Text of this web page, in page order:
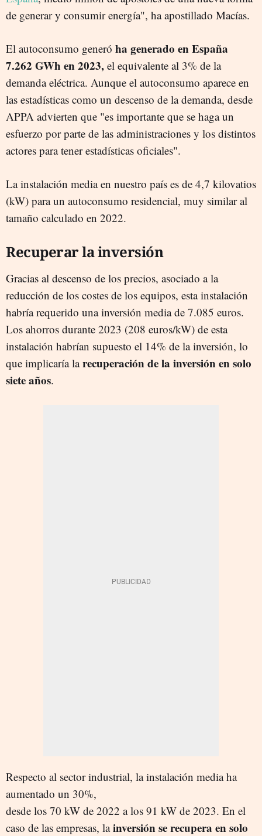
de generar y consumir energía", ha apostillado Macías.
El autoconsumo generó ha generado en España
7.262 GWh en 2023, el equivalente al 3% de la
demanda eléctrica. Aunque el autoconsumo aparece en
las estadísticas como un descenso de la demanda, desde
APPA advierten que "es importante que se haga un
esfuerzo por parte de las administraciones y los distintos
actores para tener estadísticas oficiales".
La instalación media en nuestro país es de 4,7 kilovatios
(kW) para un autoconsumo residencial, muy similar al
tamaño calculado en 2022.
Recuperar la inversión
Gracias al descenso de los precios, asociado a la
reducción de los costes de los equipos, esta instalación
habría requerido una inversión media de 7.085 euros.
Los ahorros durante 2023 (208 euros/kW) de esta
instalación habrían supuesto el 14% de la inversión, lo
que implicaría larecuperación de la inversión en solo
siete años.
Respecto al sector industrial, la instalación media ha
aumentado un 30%,
desde los 70 kW de 2022 a los 91 kW de 2023. En el
caso de las empresas, lainversión se recupera en solo